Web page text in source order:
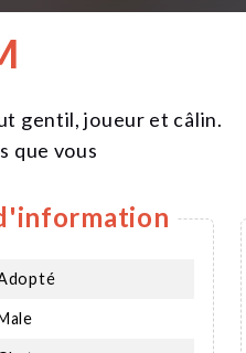
gentil, joueur et câlin.
que vous